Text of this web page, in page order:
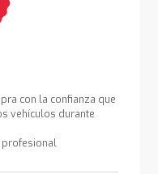
con la confianza que
vehículos durante
profesional